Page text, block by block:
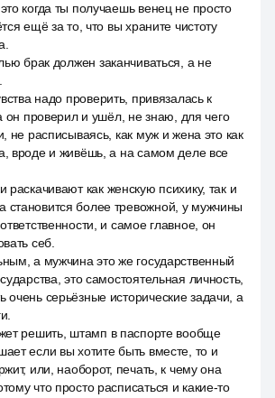
когда ты получаешь венец не просто
ещё за то, что вы храните чистоту
брак должен заканчиваться, а не
надо проверить, привязалась к
он проверил и ушёл, не знаю, для чего
не расписываясь, как муж и жена это как
вроде и живёшь, а на самом деле все
раскачивают как женскую психику, так и
более тревожной, у мужчины
и самое главное, он
себ.
а мужчина это же государственный
это самостоятельная личность,
очень серьёзные исторические задачи, а
решить, штамп в паспорте вообще
если вы хотите быть вместе, то и
или, наоборот, печать, к чему она
что просто расписаться и какие-то